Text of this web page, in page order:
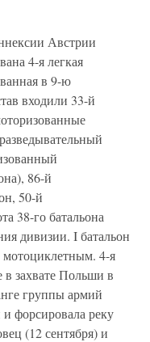
Австрии
4-я легкая
в 9-ю
входили 33-й
86-й
50-й
38-го батальона
дивизии. I батальон
мотоциклетным. 4-я
в захвате Польши в
группы армий
форсировала реку
(12 сентября) и